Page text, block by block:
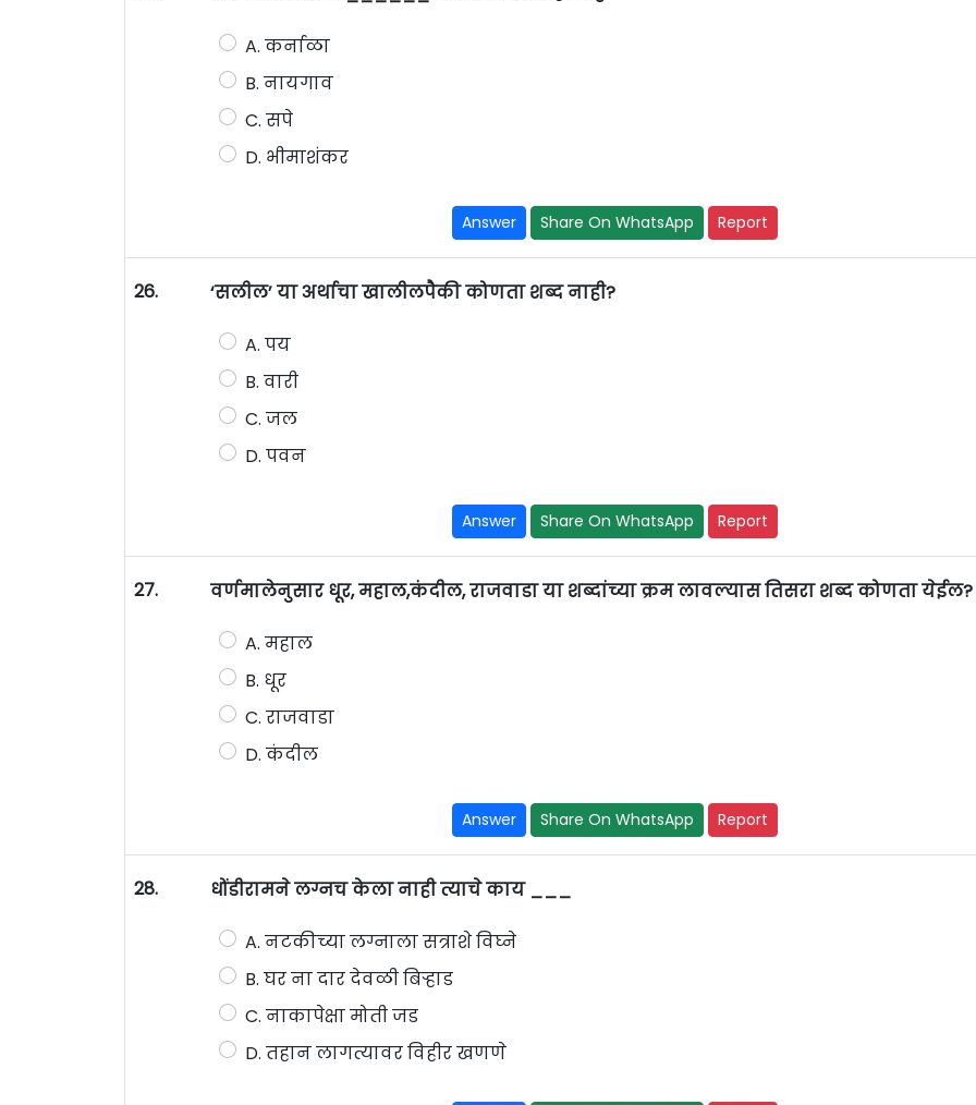
A. कर्नाळा
B. नायगाव
C. सपे
D. भीमाशंकर
Answer Share On WhatsApp Report
26. ‘सलील’ या अर्थाचा खालीलपैकी कोणता शब्द नाही?
A. पय
B. वारी
C. जल
D. पवन
Answer Share On WhatsApp Report
27. वर्णमालेनुसार धूर, महाल,कंदील, राजवाडा या शब्दांच्या क्रम लावल्यास तिसरा शब्द कोणता येईल?
A. महाल
B. धूर
C. राजवाडा
D. कंदील
Answer Share On WhatsApp Report
28. धोंडीरामने लग्नच केला नाही त्याचे काय ___
A. नटकीच्या लग्नाला सत्राशे विघ्ने
B. घर ना दार देवळी बिऱ्हाड
C. नाकापेक्षा मोती जड
D. तहान लागत्यावर विहीर खणणे